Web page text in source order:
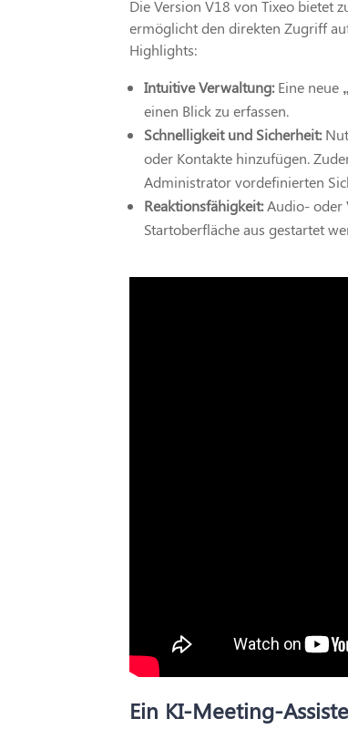
Die Version V18 von Tixeo bietet
ermöglicht den direkten Zugriff
Highlights:
Intuitive Verwaltung:Eine neue
einen Blick zu erfassen.
Schnelligkeit und Sicherheit:
oder Kontakte hinzufügen.
Administrator vordefinierten
Reaktionsfähigkeit:Audio- oder
Startoberfläche aus gestartet
Ein KI-Meeting-